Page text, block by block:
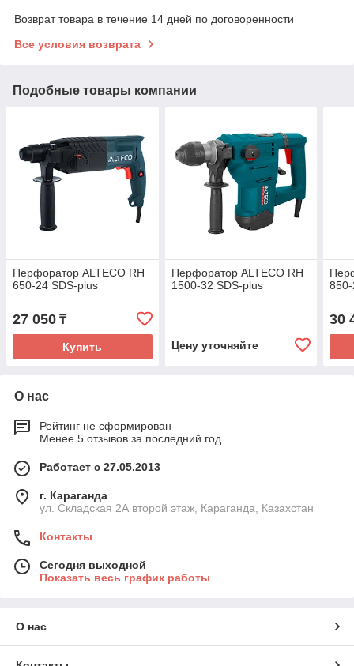
Возврат товара в течение 14 дней по договоренности
Все условия возврата
Подобные товары компании
Перфоратор ALTECO RH
650-24 SDS-plus
27 050 ₸
Купить
Перфоратор ALTECO RH
1500-32 SDS-plus
Цену уточняйте
30
О нас
Рейтинг не сформирован
Менее 5 отзывов за последний год
Работает с 27.05.2013
г. Караганда
ул. Складская 2А второй этаж, Караганда, Казахстан
Контакты
Сегодня выходной
Показать весь график работы
О нас